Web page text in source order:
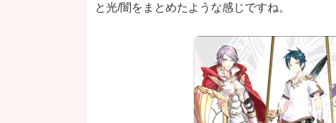
と光/闇をまとめたような感じですね。